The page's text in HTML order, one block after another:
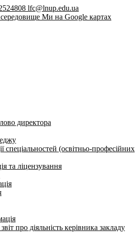
lfc@lnup.edu.ua
Ми на Google картах
директора
спеціальностей (освітньо-професійних
та ліцензування
про діяльність керівника закладу